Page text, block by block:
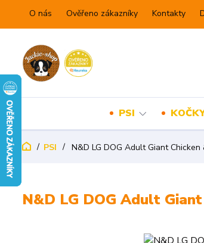
O nás Ověřeno zákazníky Kontakty
PSI
PSI N&D LG DOG Adult Giant
N&D LG DOG Adult